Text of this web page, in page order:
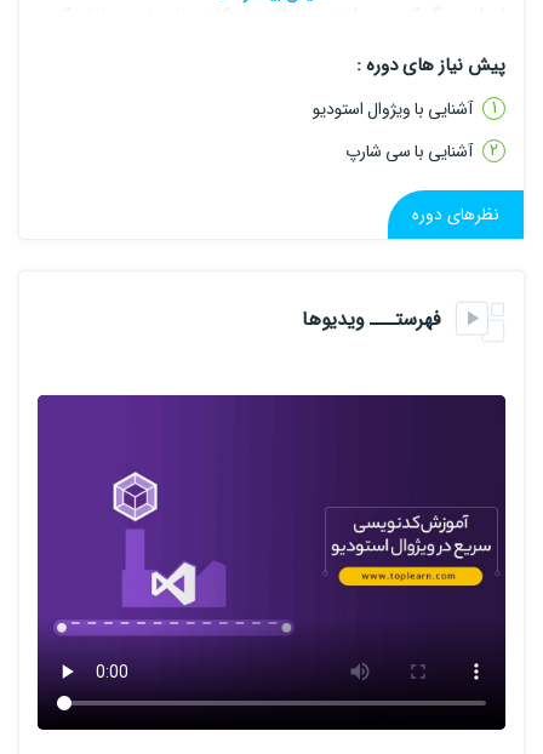
و در کل سرعت و بهره وری شما را افزایش خواهد داد.
پیش نیاز های دوره :
آشنایی با ویژوال استودیو
آشنایی با سی شارپ
نظرهای دوره
فهرستـــ ویدیوها